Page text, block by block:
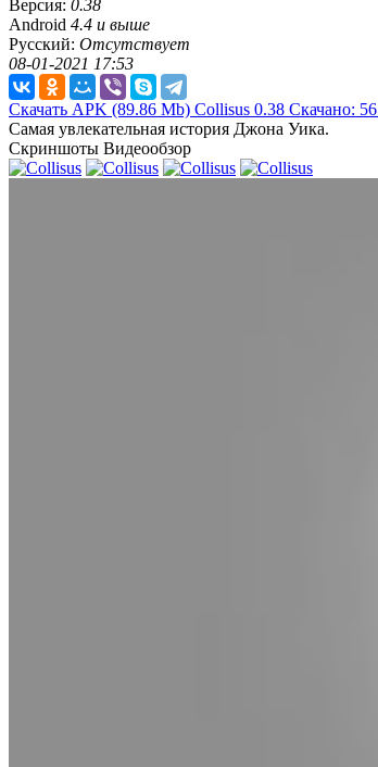
Версия: 0.38
Android 4.4 и выше
Русский: Отсутствует
08-01-2021 17:53
Скачать APK (89.86 Mb) Collisus 0.38 Скачано: 56
Самая увлекательная история Джона Уика.
Скриншоты Видеообзор